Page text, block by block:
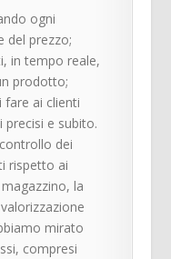
ogni
del prezzo;
in tempo reale,
prodotto;
ai clienti
e subito.
dei
rispetto ai
la
mirato
compresi